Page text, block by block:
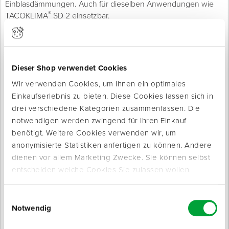
Dieser Shop verwendet Cookies
Wir verwenden Cookies, um Ihnen ein optimales
Einkaufserlebnis zu bieten. Diese Cookies lassen sich in
drei verschiedene Kategorien zusammenfassen. Die
notwendigen werden zwingend für Ihren Einkauf
benötigt. Weitere Cookies verwenden wir, um
anonymisierte Statistiken anfertigen zu können. Andere
dienen vor allem Marketing Zwecke. Sie können selbst
entscheiden welche Cookies Sie zulassen wollen.
Notwendig
Einblasdämmungen. Auch für dieselben Anwendungen wie
TACOKLIMA® SD 2 einsetzbar.
Empfohlen für: Isover, Rockwool, Ursa, Knauf, Superglass und
diverse Einblasdämmungen.
Bei einem Neubau oder einer Dachsanierung wird die
Klimamembran vor der Zellulose- oder Einblasdämmung von
innen unterhalb der Sparren angebracht und mechanisch
fixiert.
511550: 1 Rolle = 75 m² // 511503: 1 Rolle = 150 m²
Eigenschaften
s -Wert: ca. 2 m
Trocknungsreserve gemäß DIN 68800-2:2022
Extreme Reißfestigkeit